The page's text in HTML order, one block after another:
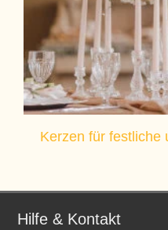
Kerzen für festliche
Hilfe & Kontakt